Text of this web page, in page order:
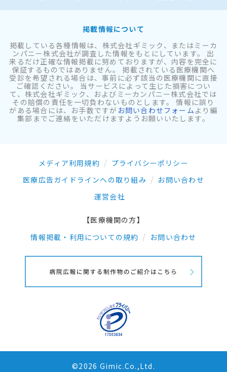
掲載情報について
掲載している各種情報は、株式会社ギミック、またはミーカ
ンパニー株式会社が調査した情報をもとにしています。 出
来るだけ正確な情報掲載に努めておりますが、内容を完全に
保証するものではありません。 掲載されている医療機関へ
受診を希望される場合は、事前に必ず該当の医療機関に直接
ご確認ください。 当サービスによって生じた損害につい
て、株式会社ギミック、およびミーカンパニー株式会社では
その賠償の責任を一切負わないものとします。 情報に誤り
がある場合には、お手数ですが お問い合わせフォーム より編
集部までご連絡をいただけますようお願いいたします。
メディア利用規約
プライバシーポリシー
医療広告ガイドラインへの取り組み
お問い合わせ
運営会社
【医療機関の方】
情報掲載・利用についての規約
お問い合わせ
©2026 Gimic.Co.,Ltd.